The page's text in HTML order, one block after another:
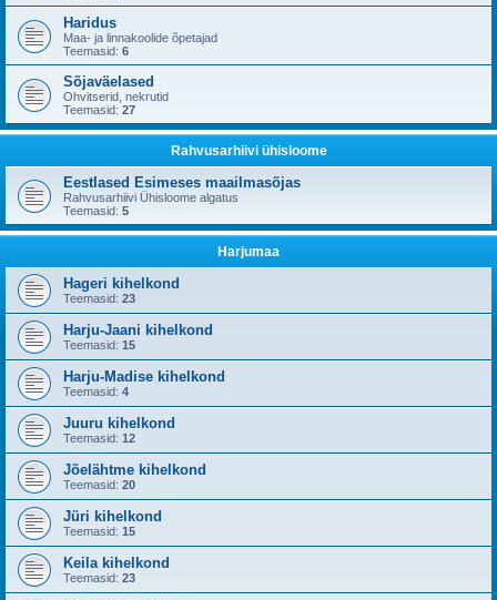
Haridus
Maa- ja linnakoolide õpetajad
Teemasid: 6
Sõjaväelased
Ohvitserid, nekrutid
Teemasid: 27
Rahvusarhiivi ühisloome
Eestlased Esimeses maailmasõjas
Rahvusarhiivi Ühisloome algatus
Teemasid: 5
Harjumaa
Hageri kihelkond
Teemasid: 23
Harju-Jaani kihelkond
Teemasid: 15
Harju-Madise kihelkond
Teemasid: 4
Juuru kihelkond
Teemasid: 12
Jõelähtme kihelkond
Teemasid: 20
Jüri kihelkond
Teemasid: 15
Keila kihelkond
Teemasid: 23